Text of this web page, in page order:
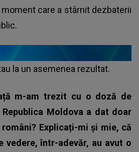
care a stârnit dezbaterii
la un asemenea rezultat.
m-am trezit cu o doză de
Moldova a dat doar
Explicați-mi și mie, că
vedere, într-adevăr, au avut o